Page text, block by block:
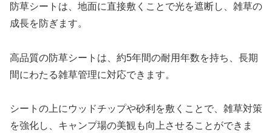
防草シートは、地面に直接敷くことで光を遮断し、雑草の
成長を防ぎます。
高品質の防草シートは、約5年間の耐用年数を持ち、長期
間にわたる雑草管理に対応できます。
シートの上にウッドチップや砂利を敷くことで、雑草対策
を強化し、キャンプ場の美観も向上させることができま